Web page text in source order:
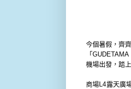
今個暑假，齊
「GUDETAMA
機場出發，踏
商場L4露天廣